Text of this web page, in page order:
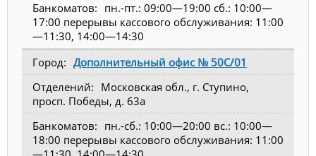
пн.-пт.: 09:00—19:00 сб.: 10:00—
17:00 перерывы кассового обслуживания: 11:00
—11:30, 14:00—14:30
Дополнительный офис № 50С/01
Московская обл., г. Ступино,
просп. Победы, д. 63а
пн.-сб.: 10:00—20:00 вс.: 10:00—
18:00 перерывы кассового обслуживания: 11:00